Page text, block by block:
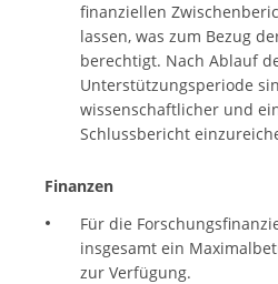
finanziellen
lassen, was zum Bezug
berechtigt. Nach Ablauf
Unterstützungsperiode
wissenschaftlicher und
Schlussbericht
Finanzen
Für die
insgesamt ein
zur Verfügung.